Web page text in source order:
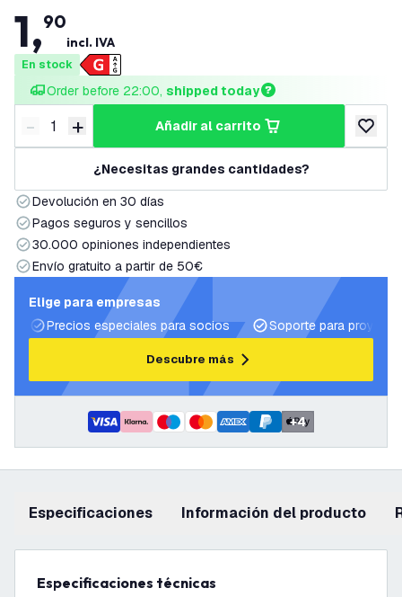
1,90
incl. IVA
En stock
Order before 22:00, shipped today
Disminuir cantidad
- Aumentar cantidad
+ añadir al carrito
añadir
¿Necesitas grandes cantidades?
Devolución en 30 días
Pagos seguros y sencillos
30.000 opiniones independientes
Envío gratuito a partir de 50€
Elige para empresas
Precios especiales para socios
Soporte para
Descubre más
+4
Especificaciones información del producto
Especificaciones técnicas